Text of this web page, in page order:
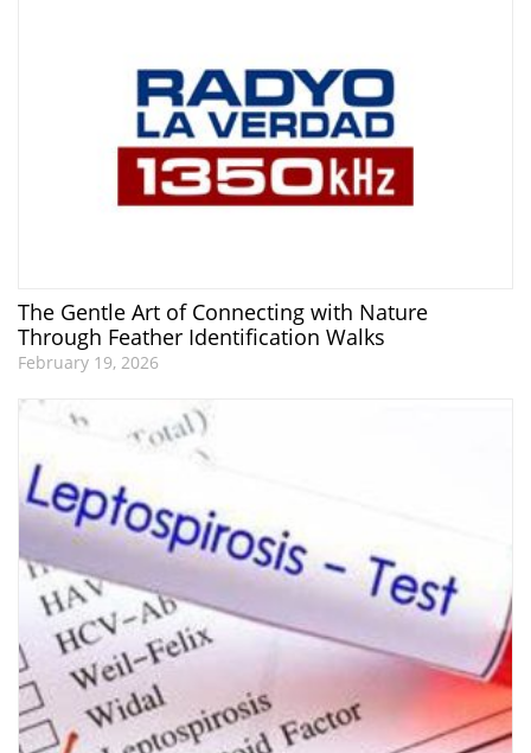
The Gentle Art of Connecting with Nature
Through Feather Identification Walks
February 19, 2026